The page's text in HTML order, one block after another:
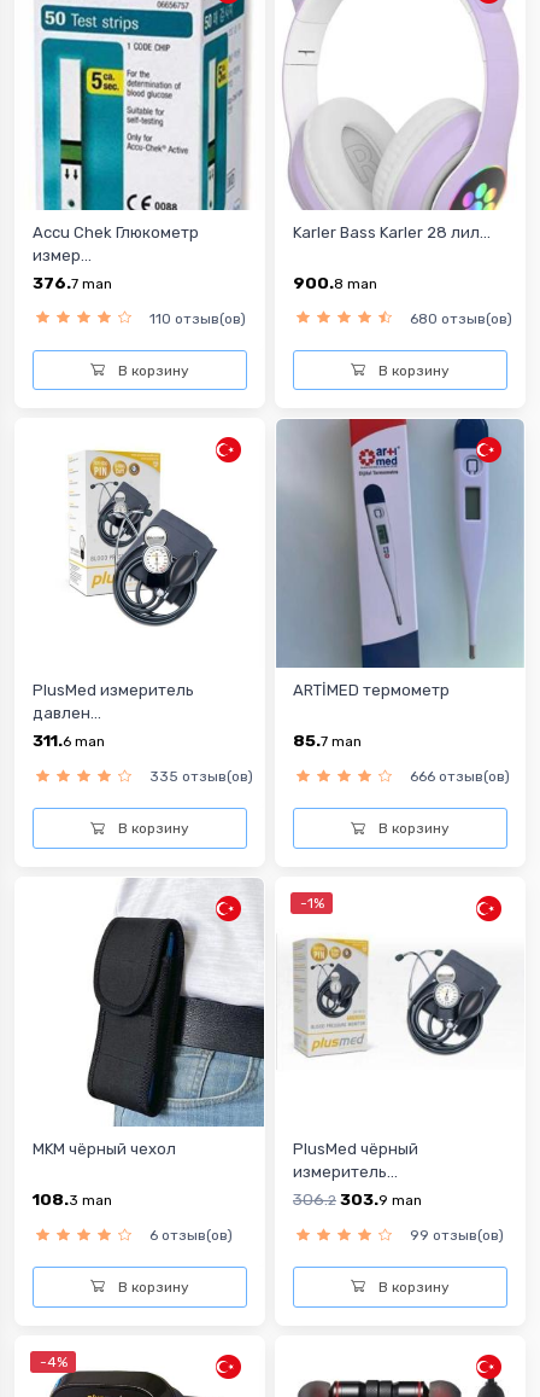
Accu Chek Глюкометр
измер...
376.7 man
110 отзыв(ов)
В корзину
Karler Bass Karler 28 лил...
900.8 man
680 отзыв(ов)
В корзину
PlusMed измеритель
давлен...
311.6 man
335 отзыв(ов)
В корзину
ARTİMED термометр
85.7 man
666 отзыв(ов)
В корзину
MKM чёрный чехол
108.3 man
6 отзыв(ов)
В корзину
-1%
PlusMed чёрный
измеритель...
306.2 303.9 man
99 отзыв(ов)
В корзину
-4%